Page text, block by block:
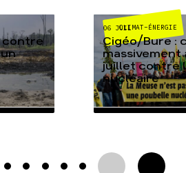
contre
CLIMAT-ÉNERGIE
06 JUIL
Cigéo/Bure :
massivement
juillet contre
nucléaire